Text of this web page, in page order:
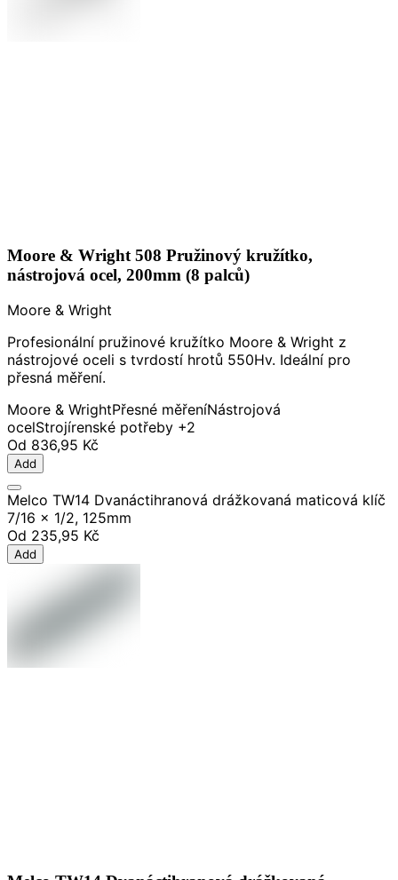
Moore & Wright 508 Pružinový kružítko,
nástrojová ocel, 200mm (8 palců)
Moore & Wright
Profesionální pružinové kružítko Moore & Wright z
nástrojové oceli s tvrdostí hrotů 550Hv. Ideální pro
přesná měření.
Moore & WrightPřesné měřeníNástrojová
ocelStrojírenské potřeby +2
Od 836,95 Kč
Add
Melco TW14 Dvanáctihranová drážkovaná maticová klíč
7/16 x 1/2, 125mm
Od 235,95 Kč
Add